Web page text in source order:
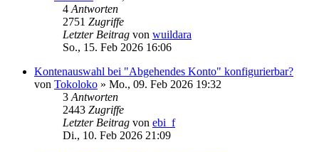
4 Antworten
2751 Zugriffe
Letzter Beitrag von wuildara
So., 15. Feb 2026 16:06
Kontenauswahl bei "Abgehendes Konto" konfigurierbar?
von Tokoloko » Mo., 09. Feb 2026 19:32
3 Antworten
2443 Zugriffe
Letzter Beitrag von ebi_f
Di., 10. Feb 2026 21:09